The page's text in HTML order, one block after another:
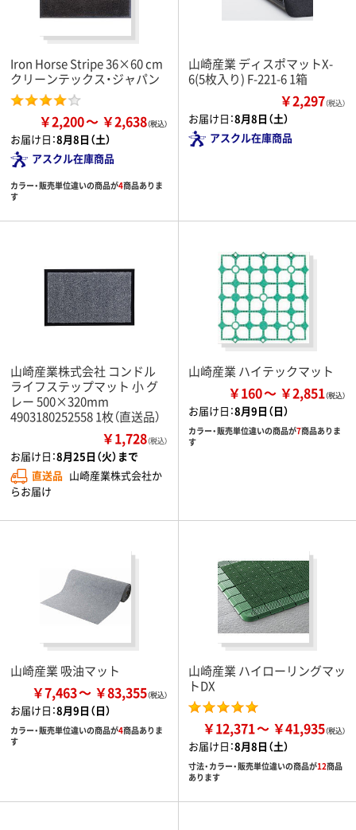
Iron Horse Stripe 36×60 cm
クリーンテックス・ジャパン
￥2,200 ￥2,638
お届け日：8月8日（土）
アスクル在庫商品
カラー・販売単位違いの商品が4商品ありま
す
山崎産業 ディスポマットX-
6(5枚入り) F-221-6 1箱
￥2,297（税込）
お届け日：8月8日（土）
アスクル在庫商品
山崎産業株式会社 コンドル
ライフステップマット 小 グ
レー 500×320mm
4903180252558 1枚（直送品）
￥1,728（税込）
お届け日：8月25日（火）まで
直送品 山崎産業株式会社か
らお届け
山崎産業 ハイテックマット
￥160 ￥2,851
お届け日：8月9日（日）
カラー・販売単位違いの商品が7商品ありま
す
山崎産業 吸油マット
￥7,463 ￥83,355
お届け日：8月9日（日）
カラー・販売単位違いの商品が4商品ありま
す
山崎産業 ハイローリングマッ
トDX
￥12,371 ￥41,935
お届け日：8月8日（土）
寸法・カラー・販売単位違いの商品が12商品
あります